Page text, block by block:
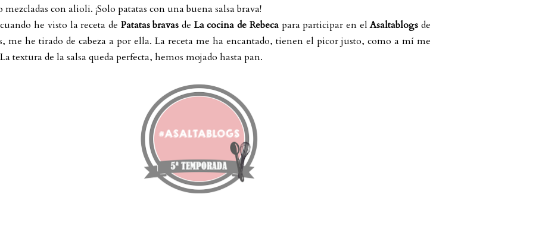
mezcladas con alioli. ¡Solo patatas con una buena salsa brava!
he visto la receta de Patatas bravas de La cocina de Rebecapara participar en elAsaltablogs de
me he tirado de cabeza a por ella. La receta me ha encantado, tienen el picor justo, como a mí me
textura de la salsa queda perfecta, hemos mojado hasta pan.